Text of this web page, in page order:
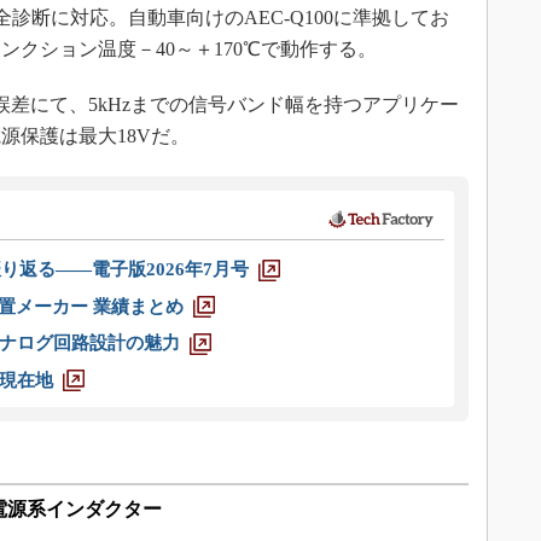
断に対応。自動車向けのAEC-Q100に準拠してお
クション温度－40～＋170℃で動作する。
にて、5kHzまでの信号バンド幅を持つアプリケー
保護は最大18Vだ。
り返る――電子版2026年7月号
メーカー 業績まとめ
ログ回路設計の魅力
在地
源系インダクター